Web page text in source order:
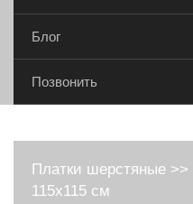
Блог
Позвонить
Платки шерстяные >>
115х115 см